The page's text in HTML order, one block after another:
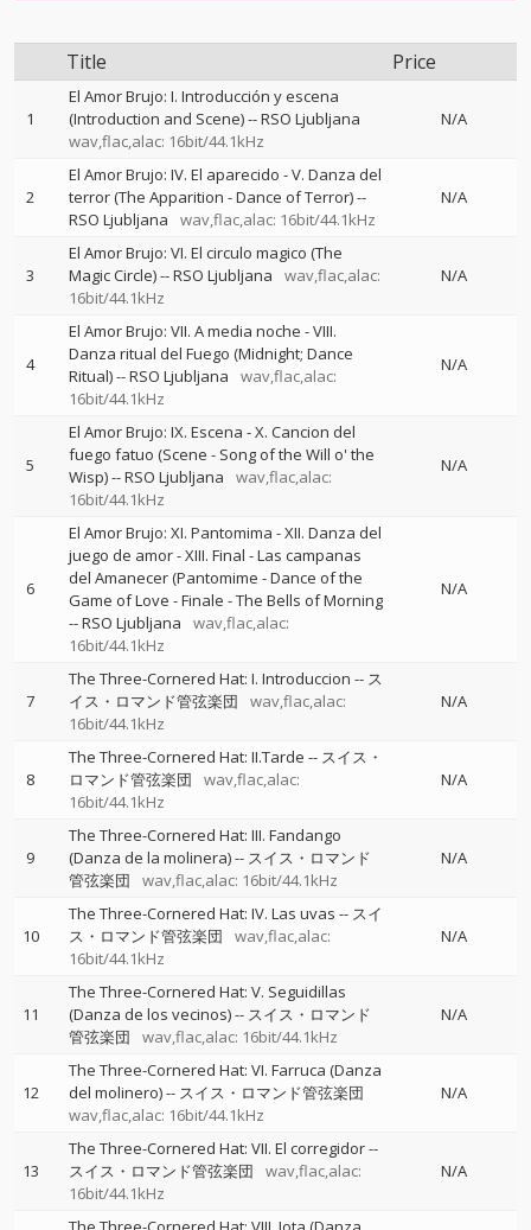
Title Price
1
El Amor Brujo: I. Introducción y escena
(Introduction and Scene)--RSO Ljubljana
wav,flac,alac: 16bit/44.1kHz
N/A
2
El Amor Brujo: IV. El aparecido - V. Danza del
terror (The Apparition - Dance of Terror)--
RSO Ljubljana
wav,flac,alac: 16bit/44.1kHz
N/A
3
El Amor Brujo: VI. El circulo magico (The
Magic Circle)--RSO Ljubljana
wav,flac,alac:
16bit/44.1kHz
N/A
4
El Amor Brujo: VII. A media noche - VIII.
Danza ritual del Fuego (Midnight; Dance
Ritual)--RSO Ljubljana
wav,flac,alac:
16bit/44.1kHz
N/A
5
El Amor Brujo: IX. Escena - X. Cancion del
fuego fatuo (Scene - Song of the Will o' the
Wisp)--RSO Ljubljana
wav,flac,alac:
16bit/44.1kHz
N/A
6
El Amor Brujo: XI. Pantomima - XII. Danza del
juego de amor - XIII. Final - Las campanas
del Amanecer (Pantomime - Dance of the
Game of Love - Finale - The Bells of Morning
--RSO Ljubljana
wav,flac,alac:
16bit/44.1kHz
N/A
7
The Three-Cornered Hat: I. Introduccion -- ス
イス・ロマンド管弦楽団
wav,flac,alac:
16bit/44.1kHz
N/A
8
The Three-Cornered Hat: II.Tarde -- スイス・
ロマンド管弦楽団
wav,flac,alac:
16bit/44.1kHz
N/A
9
The Three-Cornered Hat: III. Fandango
(Danza de la molinera)-- スイス・ロマンド
管弦楽団
wav,flac,alac: 16bit/44.1kHz
N/A
10
The Three-Cornered Hat: IV. Las uvas -- スイ
ス・ロマンド管弦楽団
wav,flac,alac:
16bit/44.1kHz
N/A
11
The Three-Cornered Hat: V. Seguidillas
(Danza de los vecinos)-- スイス・ロマンド
管弦楽団
wav,flac,alac: 16bit/44.1kHz
N/A
12
The Three-Cornered Hat: VI. Farruca (Danza
del molinero)-- スイス・ロマンド管弦楽団
wav,flac,alac: 16bit/44.1kHz
N/A
13
The Three-Cornered Hat: VII. El corregidor--
スイス・ロマンド管弦楽団
wav,flac,alac:
16bit/44.1kHz
N/A